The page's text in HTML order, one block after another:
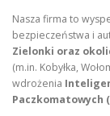
Nasza firma to
bezpieczeństwa i
Zielonki oraz
(m.in. Kobyłka,
wdrożenia
Paczkomatowych